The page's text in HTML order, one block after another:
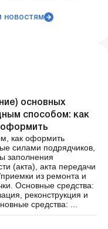
новостям
основных
способом: как
как оформить
силами подрядчиков,
заполнения
(акта), акта передачи
из ремонта и
Основные средства:
реконструкция и
средства: ...